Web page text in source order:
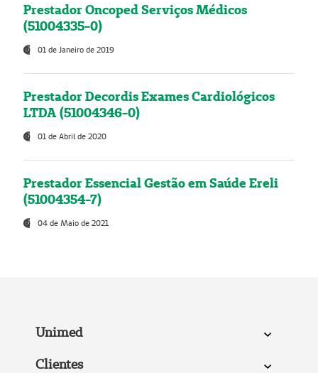
Prestador Oncoped Serviços Médicos
(51004335-0)
01 de Janeiro de 2019
Prestador Decordis Exames Cardiológicos
LTDA (51004346-0)
01 de Abril de 2020
Prestador Essencial Gestão em Saúde Ereli
(51004354-7)
04 de Maio de 2021
Unimed
Clientes